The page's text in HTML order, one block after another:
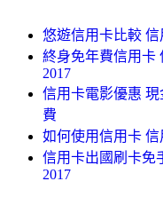
悠遊信用卡比較
終身免年費信用卡
2017
信用卡電影優惠
費
如何使用信用卡
信用卡出國刷卡免
2017